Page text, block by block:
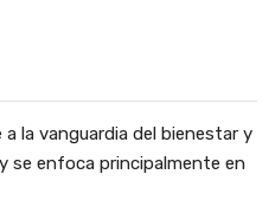
la vanguardia del bienestar y
se enfoca principalmente en